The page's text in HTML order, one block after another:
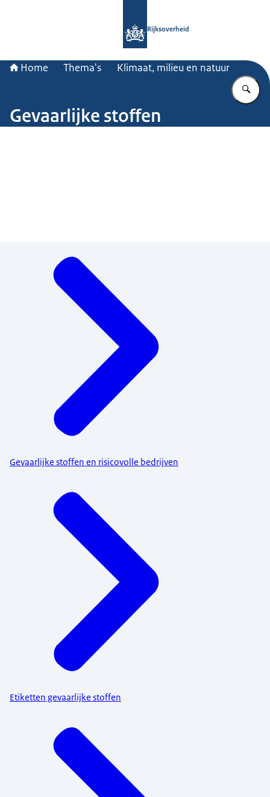
Rijksoverheid
Home Thema's Klimaat, milieu en natuur
Gevaarlijke stoffen
Gevaarlijke stoffen en risicovolle bedrijven
Etiketten gevaarlijke stoffen